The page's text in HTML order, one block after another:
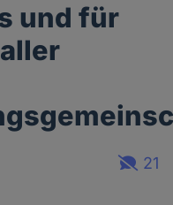
und für
21